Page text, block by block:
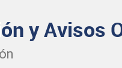
y Avisos